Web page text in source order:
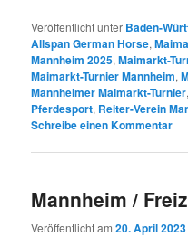
Veröffentlicht unter Baden-
Allspan German Horse,
Mannheim 2025,Maimarkt-
Maimarkt-Turnier Mannheim,
Mannheimer Maimarkt-Turnier
Pferdesport, Reiter-Verein
Schreibe einen Kommentar
Mannheim /
Veröffentlicht am20. April 2023